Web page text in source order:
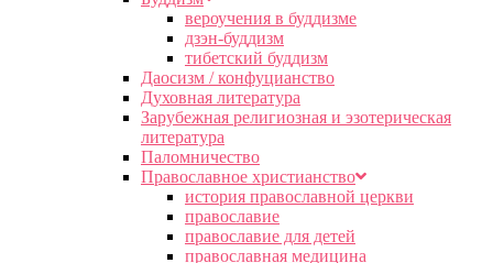
вероучения в буддизме
дзэн-буддизм
тибетский буддизм
Даосизм / конфуцианство
Духовная литература
Зарубежная религиозная и эзотерическая
литература
Паломничество
Православное христианство
история православной церкви
православие
православие для детей
православная медицина